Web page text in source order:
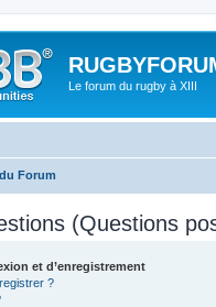
Le forum du rugby à XIII
Forum
(Questions
et d’enregistrement
?